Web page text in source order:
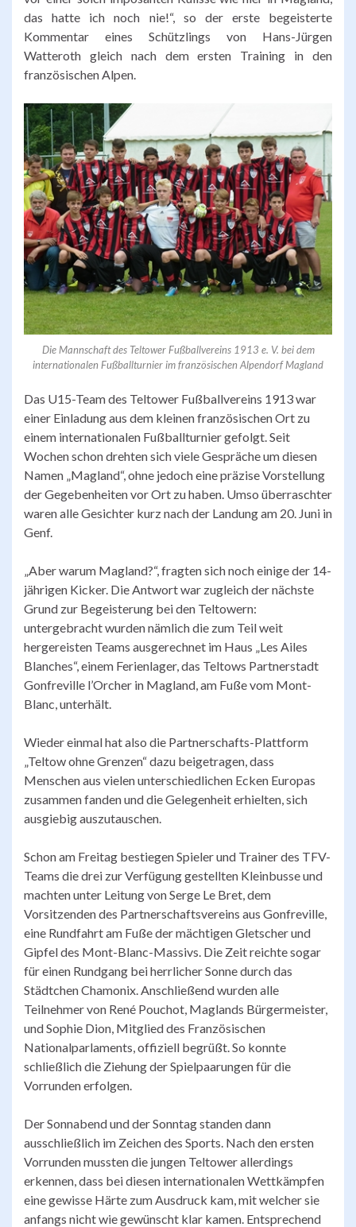
das hatte ich noch nie!“, so der erste begeisterte
Kommentar eines Schützlings von Hans-Jürgen
Watteroth gleich nach dem ersten Training in den
französischen Alpen.
Die Mannschaft des Teltower Fußballvereins 1913 e. V. bei dem
internationalen Fußballturnier im französischen Alpendorf Magland
Das U15-Team des Teltower Fußballvereins 1913 war
einer Einladung aus dem kleinen französischen Ort zu
einem internationalen Fußballturnier gefolgt. Seit
Wochen schon drehten sich viele Gespräche um diesen
Namen „Magland“, ohne jedoch eine präzise Vorstellung
der Gegebenheiten vor Ort zu haben. Umso überraschter
waren alle Gesichter kurz nach der Landung am 20. Juni in
Genf.
„Aber warum Magland?“, fragten sich noch einige der 14-
jährigen Kicker. Die Antwort war zugleich der nächste
Grund zur Begeisterung bei den Teltowern:
untergebracht wurden nämlich die zum Teil weit
hergereisten Teams ausgerechnet im Haus „Les Ailes
Blanches“, einem Ferienlager, das Teltows Partnerstadt
Gonfreville l’Orcher in Magland, am Fuße vom Mont-
Blanc, unterhält.
Wieder einmal hat also die Partnerschafts-Plattform
„Teltow ohne Grenzen“ dazu beigetragen, dass
Menschen aus vielen unterschiedlichen Ecken Europas
zusammen fanden und die Gelegenheit erhielten, sich
ausgiebig auszutauschen.
Schon am Freitag bestiegen Spieler und Trainer des TFV-
Teams die drei zur Verfügung gestellten Kleinbusse und
machten unter Leitung von Serge Le Bret, dem
Vorsitzenden des Partnerschaftsvereins aus Gonfreville,
eine Rundfahrt am Fuße der mächtigen Gletscher und
Gipfel des Mont-Blanc-Massivs. Die Zeit reichte sogar
für einen Rundgang bei herrlicher Sonne durch das
Städtchen Chamonix. Anschließend wurden alle
Teilnehmer von René Pouchot, Maglands Bürgermeister,
und Sophie Dion, Mitglied des Französischen
Nationalparlaments, offiziell begrüßt. So konnte
schließlich die Ziehung der Spielpaarungen für die
Vorrunden erfolgen.
Der Sonnabend und der Sonntag standen dann
ausschließlich im Zeichen des Sports. Nach den ersten
Vorrunden mussten die jungen Teltower allerdings
erkennen, dass bei diesen internationalen Wettkämpfen
eine gewisse Härte zum Ausdruck kam, mit welcher sie
anfangs nicht wie gewünscht klar kamen. Entsprechend